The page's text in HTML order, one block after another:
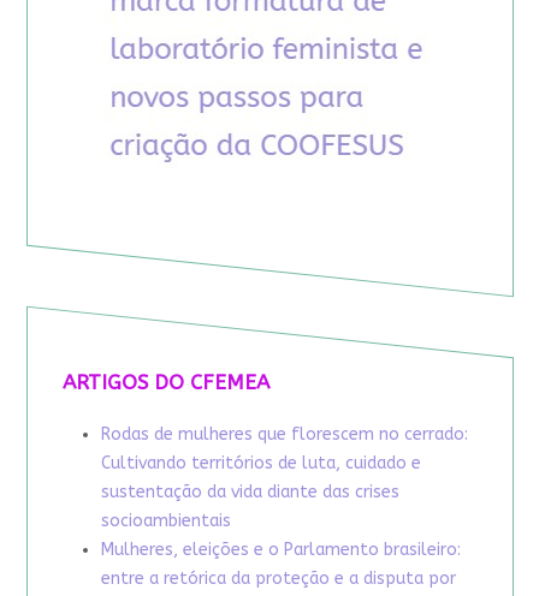
ARTIGOS DO CFEMEA
Rodas de mulheres que florescem no cerrado:
Cultivando territórios de luta, cuidado e
sustentação da vida diante das crises
socioambientais
Mulheres, eleições e o Parlamento brasileiro:
entre a retórica da proteção e a disputa por